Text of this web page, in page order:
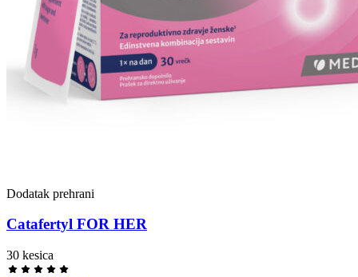
Dodatak prehrani
Catafertyl FOR HER
30 kesica